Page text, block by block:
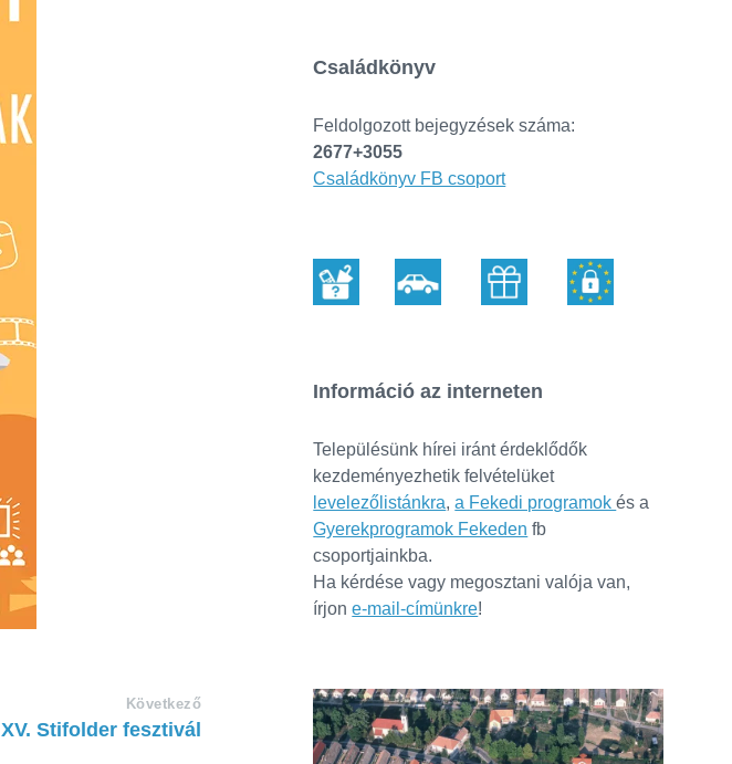
Következő
XV. Stifolder fesztivál
Családkönyv
Feldolgozott bejegyzések száma:
2677+3055
Családkönyv FB csoport
Információ az interneten
Településünk hírei iránt érdeklődők
kezdeményezhetik felvételüket
levelezőlistánkra,a Fekedi programokés a
Gyerekprogramok Fekeden fb
csoportjainkba.
Ha kérdése vagy megosztani valója van,
írjone-mail-címünkre!